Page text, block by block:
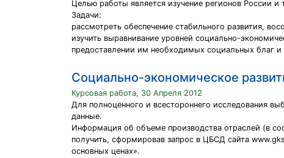
Целью работы является изучение регионов России и
Задачи:
рассмотреть обеспечение стабильного развития,
изучить выравнивание уровней социально-
предоставлении им необходимых социальных благ и
Социально-экономическое
Курсовая работа, 30 Апреля 2012
Для полноценного и всестороннего исследования
данные.
Информация об объеме производства отраслей (в
получить, сформировав запрос в ЦБСД сайта
основных ценах».